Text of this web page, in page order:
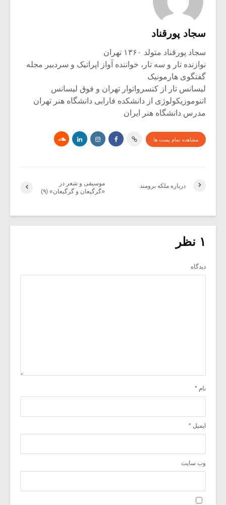
سجاد پورقناد
سجاد پورقناد متولد ۱۳۶۰ تهران
نوازنده تار و سه تار، خواننده آواز اپراتیک و سردبیر مجله
گفتگوی هارمونیک
لیسانس تار از کنسرواتوار تهران و فوق لیسانس
اتنوموزیکولوژی از دانشکده فارابی دانشگاه هنر تهران
مدرس دانشگاه هنر ایران
مشاهده تمام پست ها
موسیقی و شعر در
«گرگیعان و گرگیعان» (۹)
درباره ملکه برومند
۱ نظر
دیدگاه
نام *
ایمیل *
وب‌ سایت